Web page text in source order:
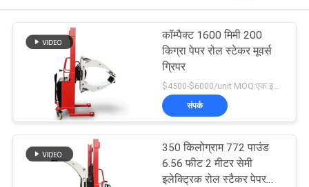
उत्पादों
बारे
कॉम्पैक्ट 1600 मिमी 200
किग्रा पेपर रोल स्टेकर मूवर्स
ग्रिपर
$4500-$6000/unit MOQ:एक इकाई
संपर्क
350 किलोग्राम 772 पाउंड
6.56 फीट 2 मीटर सेमी
इलेक्ट्रिक रोल स्टैकर पेपर